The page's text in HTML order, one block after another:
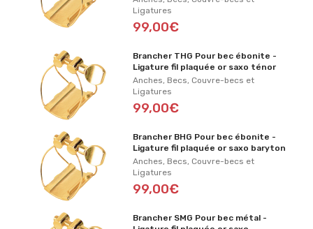
Ligatures
99,00€
Brancher THG Pour bec ébonite -
Ligature fil plaquée or saxo ténor
Anches, Becs, Couvre-becs et
Ligatures
99,00€
Brancher BHG Pour bec ébonite -
Ligature fil plaquée or saxo baryton
Anches, Becs, Couvre-becs et
Ligatures
99,00€
Brancher SMG Pour bec métal -